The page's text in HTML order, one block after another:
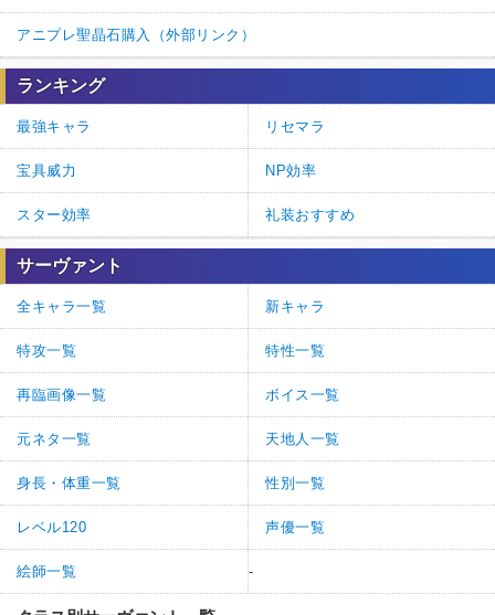
アニプレ聖晶石購入（外部リンク）
ランキング
最強キャラ リセマラ
宝具威力 NP効率
スター効率 礼装おすすめ
サーヴァント
全キャラ一覧 新キャラ
特攻一覧 特性一覧
再臨画像一覧 ボイス一覧
元ネタ一覧 天地人一覧
身長・体重一覧 性別一覧
レベル120 声優一覧
絵師一覧 -